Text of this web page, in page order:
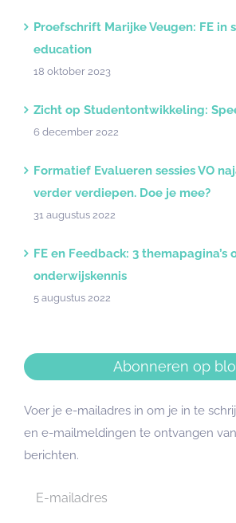
Proefschrift Marijke Veugen: FE in
education
18 oktober 2023
Zicht op Studentontwikkeling:
6 december 2022
Formatief Evalueren sessies VO
verder verdiepen. Doe je mee?
31 augustus 2022
FE en Feedback: 3 themapagina’s
onderwijskennis
5 augustus 2022
Abonneren op
Voer je e-mailadres in om je in te
en e-mailmeldingen te ontvangen
berichten.